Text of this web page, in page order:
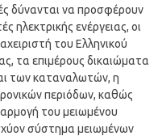
δύνανται να προσφέρουν
ηλεκτρικής ενέργειας, οι
του Ελληνικού
τα επιμέρους δικαιώματα
των καταναλωτών, η
περιόδων, καθώς
του μειωμένου
σύστημα μειωμένων